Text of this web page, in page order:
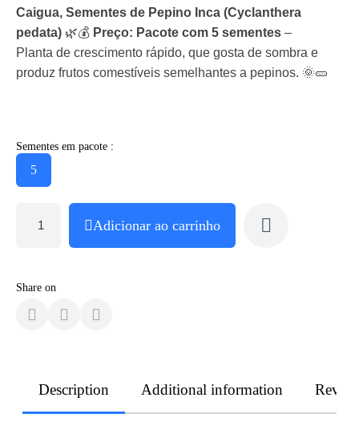
Caigua, Sementes de Pepino Inca (Cyclanthera
pedata) 🌿💰 Preço: Pacote com 5 sementes –
Planta de crescimento rápido, que gosta de sombra e
produz frutos comestíveis semelhantes a pepinos. 🌞🥒
Sementes em pacote :
5
Adicionar ao carrinho
Share on
Description Additional information